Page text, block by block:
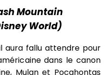
Mountain
World)
aura fallu attendre pour
dans le canon
Mulan et Pocahontas